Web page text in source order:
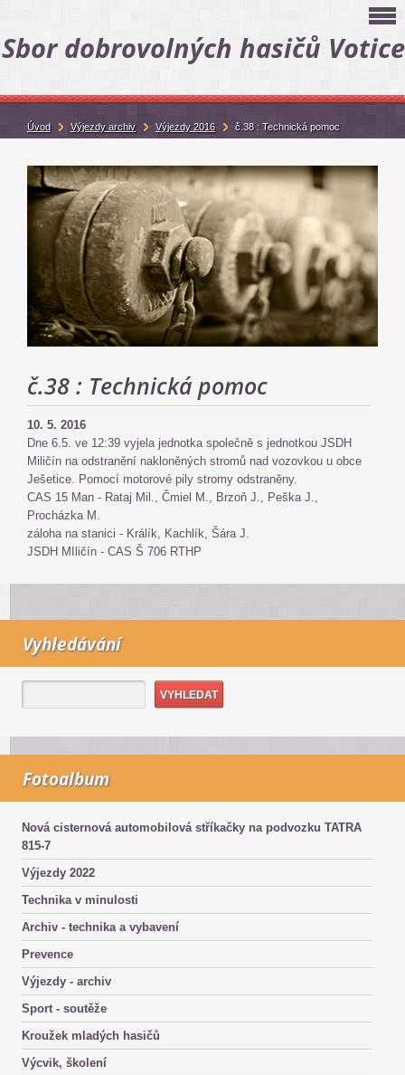
Sbor dobrovolných hasičů Votice
č.38 : Technická pomoc
10. 5. 2016
Dne 6.5. ve 12:39 vyjela jednotka společně s jednotkou JSDH
Miličín na odstranění nakloněných stromů nad vozovkou u obce
Ješetice. Pomocí motorové pily stromy odstraněny.
CAS 15 Man - Rataj Mil., Čmiel M., Brzoň J., Peška J.,
Procházka M.
záloha na stanici - Králík, Kachlík, Šára J.
JSDH MIličín - CAS Š 706 RTHP
Vyhledávání
Fotoalbum
Nová cisternová automobilová stříkačky na podvozku TATRA
815-7
Výjezdy 2022
Technika v minulosti
Archiv - technika a vybavení
Prevence
Výjezdy - archiv
Sport - soutěže
Kroužek mladých hasičů
Výcvik, školení
Úvod Výjezdy archiv Výjezdy 2016 č.38 : Technická pomoc